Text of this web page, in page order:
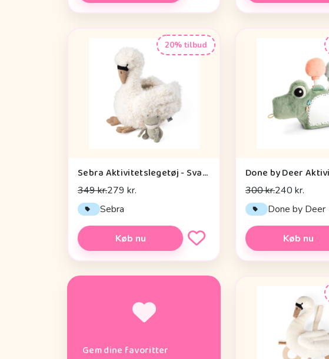
20% tilbud
Sebra Aktivitetslegetøj - Svane
349 kr.279 kr.
Sebra
Køb nu
300 kr.240 kr.
Done by Deer
Køb nu
Gem dine favoritter